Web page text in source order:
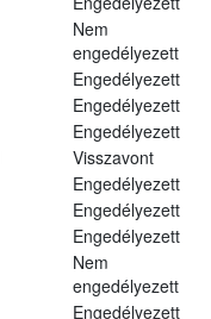
Nem
engedélyezett
Engedélyezett
Engedélyezett
Engedélyezett
Visszavont
Engedélyezett
Engedélyezett
Engedélyezett
Nem
engedélyezett
Engedélyezett